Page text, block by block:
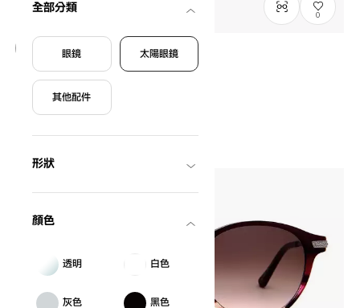
全部分類
眼鏡 太陽眼鏡
其他配件
形狀
顏色
透明 白色
灰色 黑色
0
等待進貨
+NICHE
NC2008B-0SC4
HK$1,080.00